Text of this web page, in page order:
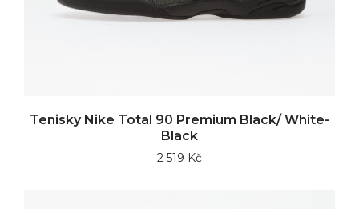
Tenisky Nike Total 90 Premium Black/ White-
Black
2 519 Kč